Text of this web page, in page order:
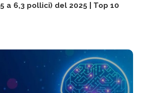
5 a 6,3 pollici) del 2025 | Top 10